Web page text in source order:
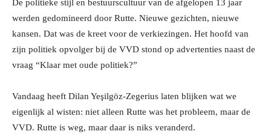
De politieke stijl en bestuurscultuur van de afgelopen 13 jaar
werden gedomineerd door Rutte. Nieuwe gezichten, nieuwe
kansen. Dat was de kreet voor de verkiezingen. Het hoofd van
zijn politiek opvolger bij de VVD stond op advertenties naast de
vraag “Klaar met oude politiek?”
Vandaag heeft Dilan Yeşilgöz-Zegerius laten blijken wat we
eigenlijk al wisten: niet alleen Rutte was het probleem, maar de
VVD. Rutte is weg, maar daar is niks veranderd.